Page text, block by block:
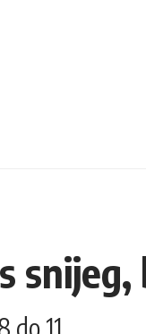
snijeg,
do 11